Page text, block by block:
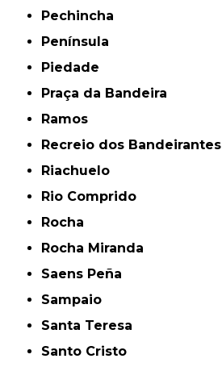
Pechincha
Península
Piedade
Praça da Bandeira
Ramos
Recreio dos Bandeirantes
Riachuelo
Rio Comprido
Rocha
Rocha Miranda
Saens Peña
Sampaio
Santa Teresa
Santo Cristo